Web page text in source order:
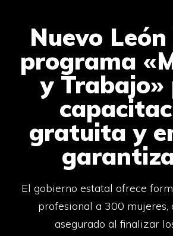
Nuevo
programa
y Trabajo»
gratuita y
El gobierno estatal ofrece
profesional a 300 mujeres,
asegurado al finalizar